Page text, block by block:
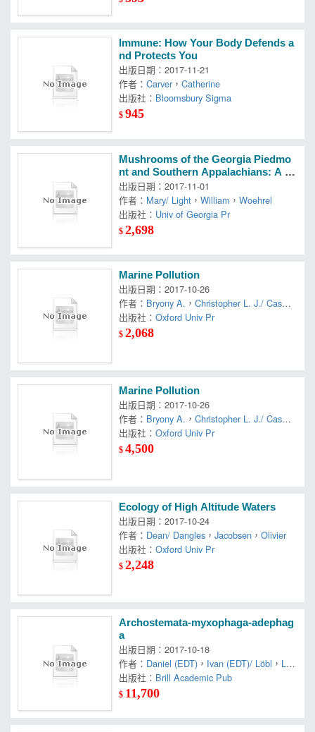
Immune: How Your Body Defends a
nd Protects You
出版日期：2017-11-21
作者：Carver ，Catherine
出版社： Bloomsbury Sigma
$945
Mushrooms of the Georgia Piedmo
nt and Southern Appalachians: A R
eference
出版日期：2017-11-01
作者： Mary/ Light ，William ，Woehrel
出版社： Univ of Georgia Pr
$2,698
Marine Pollution
出版日期：2017-10-26
作者： Bryony A. ，Christopher L. J./ Caswel
l，Frid
出版社：Oxford Univ Pr
$2,068
Marine Pollution
出版日期：2017-10-26
作者： Bryony A. ，Christopher L. J./ Caswel
l，Frid
出版社：Oxford Univ Pr
$4,500
Ecology of High Altitude Waters
出版日期：2017-10-24
作者： Dean/ Dangles ，Jacobsen ，Olivier
出版社：Oxford Univ Pr
$2,248
Archostemata-myxophaga-adephag
a
出版日期：2017-10-18
作者： Daniel (EDT) ， Ivan (EDT)/ Löbl ， Löb
l出版社： Brill Academic Pub
$ 11,700